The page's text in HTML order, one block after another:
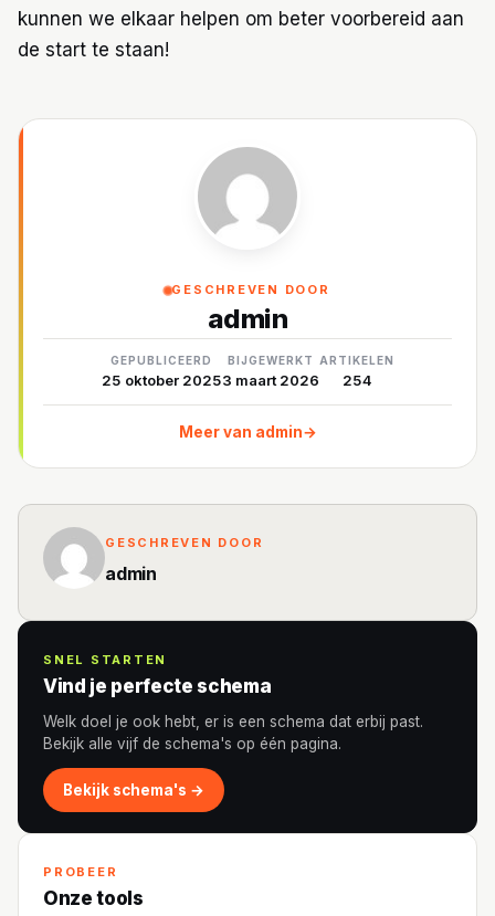
kunnen we elkaar helpen om beter voorbereid aan
de start te staan!
GESCHREVEN DOOR
admin
GEPUBLICEERD
25 oktober 2025
BIJGEWERKT
3 maart 2026
ARTIKELEN
254
Meer van admin→
GESCHREVEN DOOR
admin
SNEL STARTEN
Vind je perfecte schema
Welk doel je ook hebt, er is een schema dat erbij past.
Bekijk alle vijf de schema's op één pagina.
Bekijk schema's →
PROBEER
Onze tools